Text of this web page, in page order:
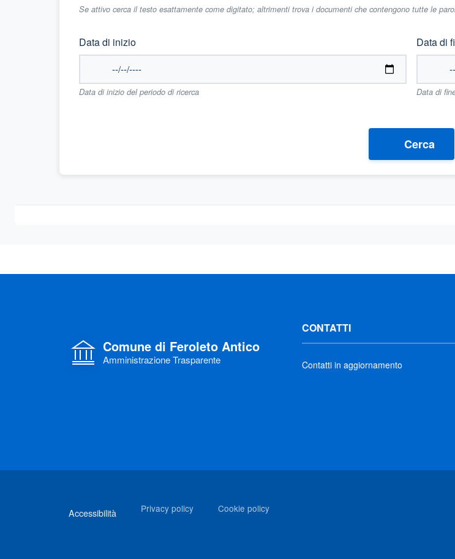
Se attivo cerca il testo esattamente come digitato; altrimenti trova i documenti che contengono tutte le
Data di inizio
Data di inizio del periodo di ricerca
Data di
Data di
Cerca
Comune di Feroleto Antico
Amministrazione Trasparente
CONTATTI
Contatti in aggiornamento
Accessibilità Privacy policy Cookie policy